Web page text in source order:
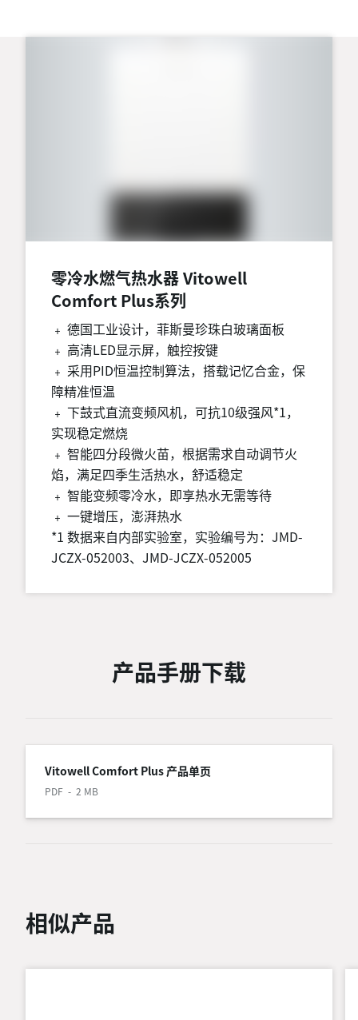
零冷水燃气热水器 Vitowell
Comfort Plus系列
﹢ 德国工业设计，菲斯曼珍珠白玻璃面板
﹢ 高清LED显示屏，触控按键
﹢ 采用PID恒温控制算法，搭载记忆合金，保
障精准恒温
﹢ 下鼓式直流变频风机，可抗10级强风*1，
实现稳定燃烧
﹢ 智能四分段微火苗，根据需求自动调节火
焰，满足四季生活热水，舒适稳定
﹢ 智能变频零冷水，即享热水无需等待
﹢ 一键增压，澎湃热水
*1 数据来自内部实验室，实验编号为：JMD-
JCZX-052003、JMD-JCZX-052005
产品手册下载
Vitowell Comfort Plus 产品单页
PDF 2 MB
相似产品